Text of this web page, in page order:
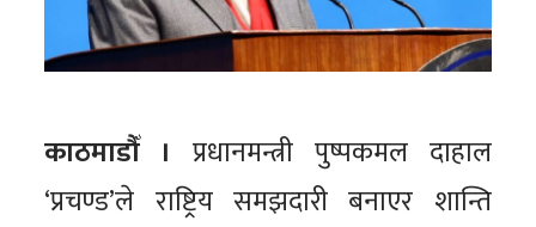
काठमाडौँ । प्रधानमन्त्री पुष्पकमल दाहाल
‘प्रचण्ड’ले राष्ट्रिय समझदारी बनाएर शान्ति